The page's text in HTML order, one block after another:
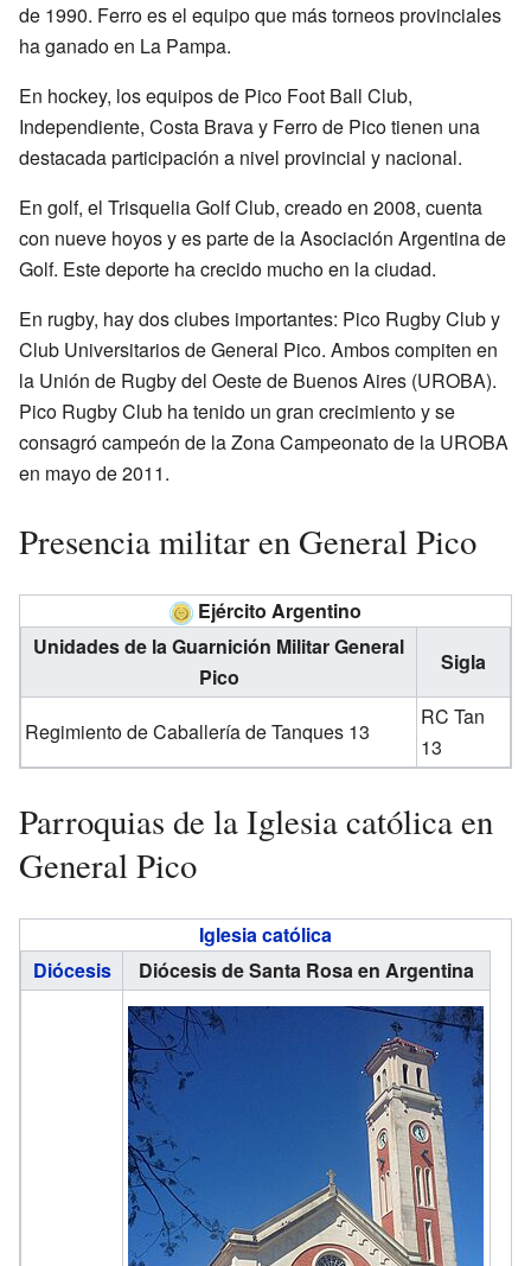
de 1990. Ferro es el equipo que más torneos provinciales
ha ganado en La Pampa.
En hockey, los equipos de Pico Foot Ball Club,
Independiente, Costa Brava y Ferro de Pico tienen una
destacada participación a nivel provincial y nacional.
En golf, el Trisquelia Golf Club, creado en 2008, cuenta
con nueve hoyos y es parte de la Asociación Argentina de
Golf. Este deporte ha crecido mucho en la ciudad.
En rugby, hay dos clubes importantes: Pico Rugby Club y
Club Universitarios de General Pico. Ambos compiten en
la Unión de Rugby del Oeste de Buenos Aires (UROBA).
Pico Rugby Club ha tenido un gran crecimiento y se
consagró campeón de la Zona Campeonato de la UROBA
en mayo de 2011.
Presencia militar en General Pico
Ejército Argentino
Unidades de la Guarnición Militar General
Pico
Sigla
Regimiento de Caballería de Tanques 13
RC Tan
13
Parroquias de la Iglesia católica en
General Pico
Iglesia católica
Diócesis
Diócesis de Santa Rosa en Argentina